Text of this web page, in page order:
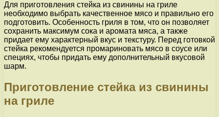
Для приготовления стейка из свинины на гриле
необходимо выбрать качественное мясо и правильно его
подготовить. Особенность гриля в том, что он позволяет
сохранить максимум сока и аромата мяса, а также
придает ему характерный вкус и текстуру. Перед готовкой
стейка рекомендуется промариновать мясо в соусе или
специях, чтобы придать ему дополнительный вкусовой
шарм.
Приготовление стейка из свинины
на гриле